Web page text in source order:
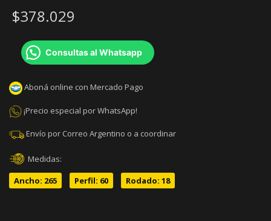
$378.029
Consultas al Whatsapp
Aboná online con Mercado Pago
¡Precio especial por WhatsApp!
Envío por Correo Argentino o a coordinar
Medidas:
Ancho: 265
Perfil: 60 Rodado: 18